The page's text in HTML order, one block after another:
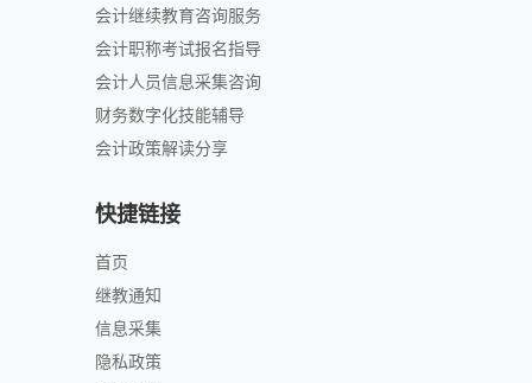
会计继续教育咨询服务
会计职称考试报名指导
会计人员信息采集咨询
财务数字化技能辅导
会计政策解读分享
快捷链接
首页
继教通知
信息采集
隐私政策